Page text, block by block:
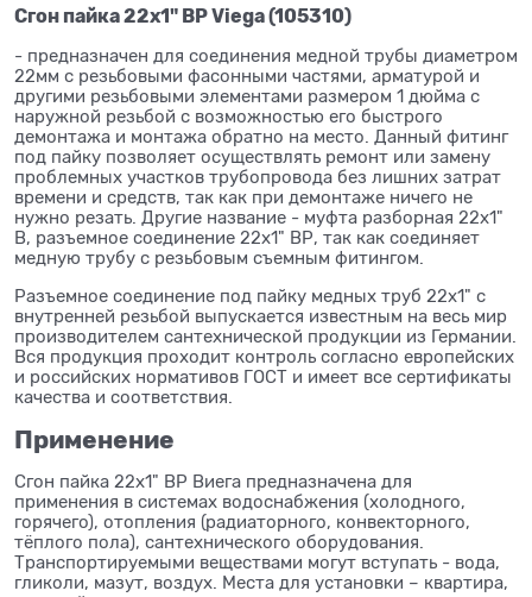
Сгон пайка 22x1" ВР Viega (105310)
- предназначен для соединения медной трубы диаметром
22мм с резьбовыми фасонными частями, арматурой и
другими резьбовыми элементами размером 1 дюйма с
наружной резьбой с возможностью его быстрого
демонтажа и монтажа обратно на место. Данный фитинг
под пайку позволяет осуществлять ремонт или замену
проблемных участков трубопровода без лишних затрат
времени и средств, так как при демонтаже ничего не
нужно резать. Другие название - муфта разборная 22x1"
В, разъемное соединение 22x1" ВР, так как соединяет
медную трубу с резьбовым съемным фитингом.
Разъемное соединение под пайку медных труб 22x1" с
внутренней резьбой выпускается известным на весь мир
производителем сантехнической продукции из Германии.
Вся продукция проходит контроль согласно европейских
и российских нормативов ГОСТ и имеет все сертификаты
качества и соответствия.
Применение
Сгон пайка 22x1" ВР Виега предназначена для
применения в системах водоснабжения (холодного,
горячего), отопления (радиаторного, конвекторного,
тёплого пола), сантехнического оборудования.
Транспортируемыми веществами могут вступать - вода,
гликоли, мазут, воздух. Места для установки – квартира,